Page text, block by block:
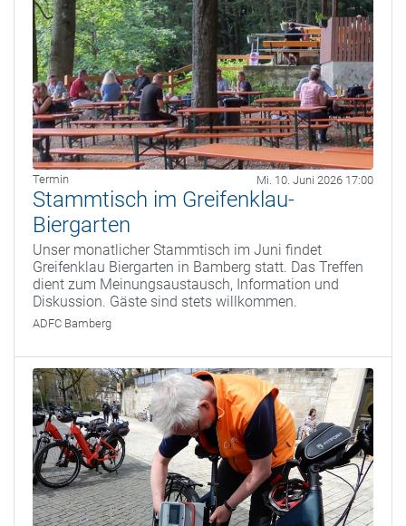
Termin Mi. 10. Juni 2026 17:00
Stammtisch im Greifenklau-
Biergarten
Unser monatlicher Stammtisch im Juni findet
Greifenklau Biergarten in Bamberg statt. Das Treffen
dient zum Meinungsaustausch, Information und
Diskussion. Gäste sind stets willkommen.
ADFC Bamberg